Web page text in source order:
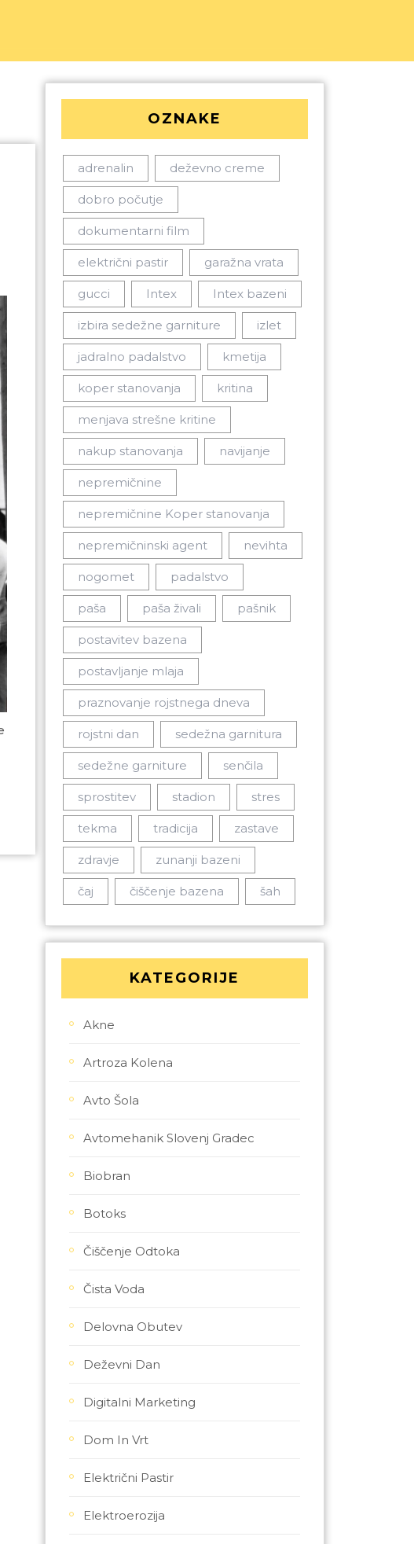
OZNAKE
adrenalin deževno creme
dobro počutje
dokumentarni film
električni pastir garažna vrata
gucci Intex Intex bazeni
izbira sedežne garniture izlet
jadralno padalstvo kmetija
koper stanovanja kritina
menjava strešne kritine
nakup stanovanja navijanje
nepremičnine
nepremičnine Koper stanovanja
nepremičninski agent nevihta
nogomet padalstvo
paša paša živali pašnik
postavitev bazena
postavljanje mlaja
praznovanje rojstnega dneva
rojstni dan sedežna garnitura
sedežne garniture senčila
sprostitev stadion stres
tekma tradicija zastave
zdravje zunanji bazeni
čaj čiščenje bazena šah
KATEGORIJE
Akne
Artroza Kolena
Avto Šola
Avtomehanik Slovenj Gradec
Biobran
Botoks
Čiščenje Odtoka
Čista Voda
Delovna Obutev
Deževni Dan
Digitalni Marketing
Dom In Vrt
Električni Pastir
Elektroerozija